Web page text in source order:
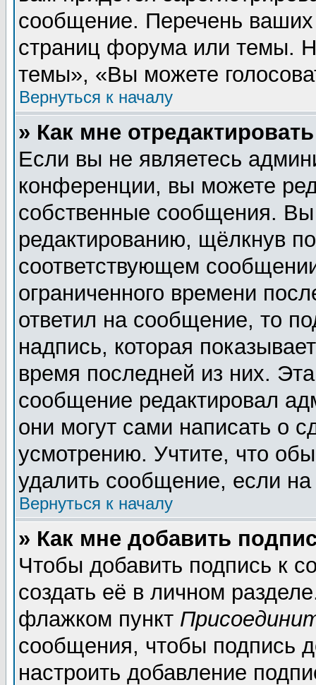
сообщение. Перечень ваших
страниц форума или темы.
темы», «Вы можете
Вернуться к началу
» Как мне
Если вы не являетесь
конференции, вы можете
собственные сообщения.
редактированию, щёлкнув
соответствующем
ограниченного времени
ответил на сообщение, то
надпись, которая
время последней из них.
сообщение редактировал
они могут сами написать о
усмотрению. Учтите, что
удалить сообщение, если на
Вернуться к началу
» Как мне добавить
Чтобы добавить подпись к
создать её в личном
флажком пункт
сообщения, чтобы подпись
настроить добавление